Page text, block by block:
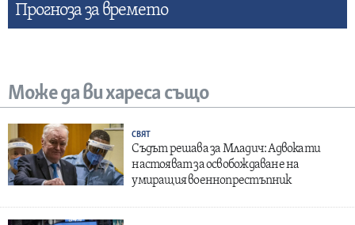
Прогнозa за времето
Може да ви хареса също
СВЯТ
Съдът решава за Младич: Адвокати
настояват за освобождаване на
умиращия военнопрестъпник